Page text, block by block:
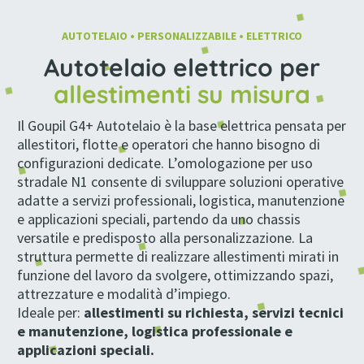
AUTOTELAIO • PERSONALIZZABILE • ELETTRICO
Autotelaio elettrico per
allestimenti su misura
Il Goupil G4+ Autotelaio è la base elettrica pensata per
allestitori, flotte e operatori che hanno bisogno di
configurazioni dedicate. L’omologazione per uso
stradale N1 consente di sviluppare soluzioni operative
adatte a servizi professionali, logistica, manutenzione
e applicazioni speciali, partendo da uno chassis
versatile e predisposto alla personalizzazione. La
struttura permette di realizzare allestimenti mirati in
funzione del lavoro da svolgere, ottimizzando spazi,
attrezzature e modalità d’impiego.
Ideale per: allestimenti su richiesta, servizi tecnici
e manutenzione, logistica professionale e
applicazioni speciali.